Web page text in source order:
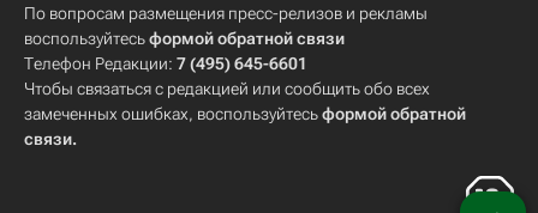
По вопросам размещения пресс-релизов и рекламы
воспользуйтесьформой обратной связи
Телефон Редакции: 7 (495) 645-6601
Чтобы связаться с редакцией или сообщить обо всех
замеченных ошибках, воспользуйтесьформой обратной
связи.